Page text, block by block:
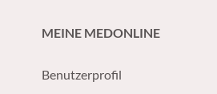
MEINE MEDONLINE
Benutzerprofil